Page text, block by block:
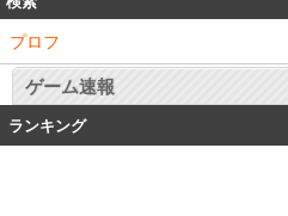
プロフ
ゲーム速報
ランキング